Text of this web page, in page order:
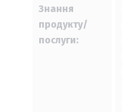
Знання
продукту/
послуги: